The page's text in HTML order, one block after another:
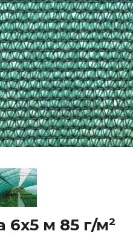
6х5 м 85 г/м²